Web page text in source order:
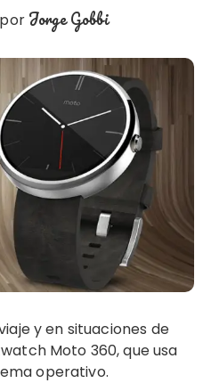
por Jorge Gobbi
Moto 360, que usa
operativo.